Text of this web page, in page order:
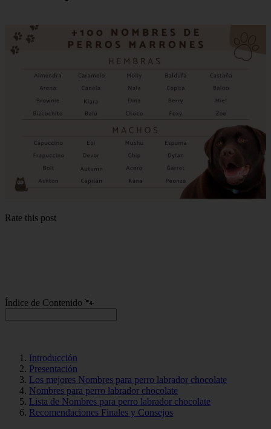
Rate this post
Índice de Contenido 🐾
Introducción
Presentación
Los mejores Nombres para perro labrador chocolate
Nombres para perro labrador chocolate
Lista de Nombres para perro labrador chocolate
Recomendaciones Finales y Consejos